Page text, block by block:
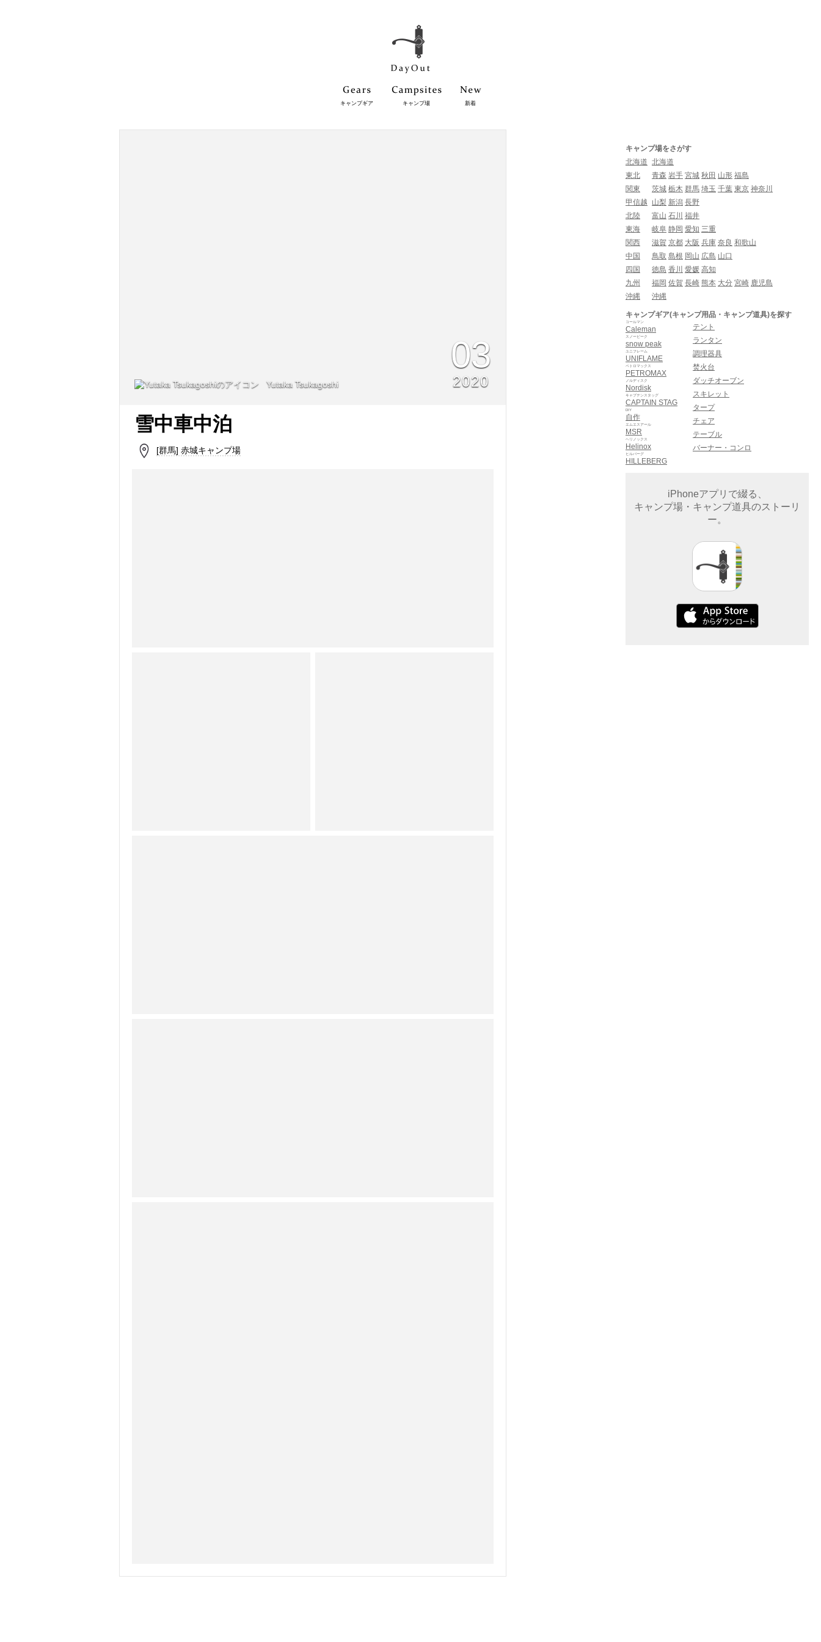
キャンプギア キャンプ場 新着
Yutaka Tsukagoshi
03
2020
雪中車中泊
[群馬] 赤城キャンプ場
キャンプ場をさがす
北海道 北海道
東北
青森 岩手 宮城 秋田 山形 福島
関東
茨城 栃木 群馬 埼玉 千葉 東京 神奈川
甲信越
山梨 新潟 長野
北陸
富山 石川 福井
東海
岐阜 静岡 愛知 三重
関西
滋賀 京都 大阪 兵庫 奈良 和歌山
中国
鳥取 島根 岡山 広島 山口
四国
徳島 香川 愛媛 高知
九州
福岡 佐賀 長崎 熊本 大分 宮崎 鹿児島
沖縄
沖縄
キャンプギア(キャンプ用品・キャンプ道具)を探す
Caleman
コールマン
snow peak
スノーピーク
UNIFLAME
ユニフレーム
PETROMAX
ペトロマックス
Nordisk
ノルディスク
CAPTAIN STAG
キャプテンスタッグ
自作
DIY
MSR
エムエスアール
Helinox
ヘリノックス
HILLEBERG
ヒルバーグ
テント
ランタン
調理器具
焚火台
ダッチオーブン
スキレット
タープ
チェア
テーブル
バーナー・コンロ
iPhoneアプリで綴る、
キャンプ場・キャンプ道具のストーリ
ー。